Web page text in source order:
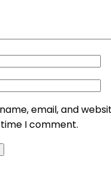
email, and
I comment.